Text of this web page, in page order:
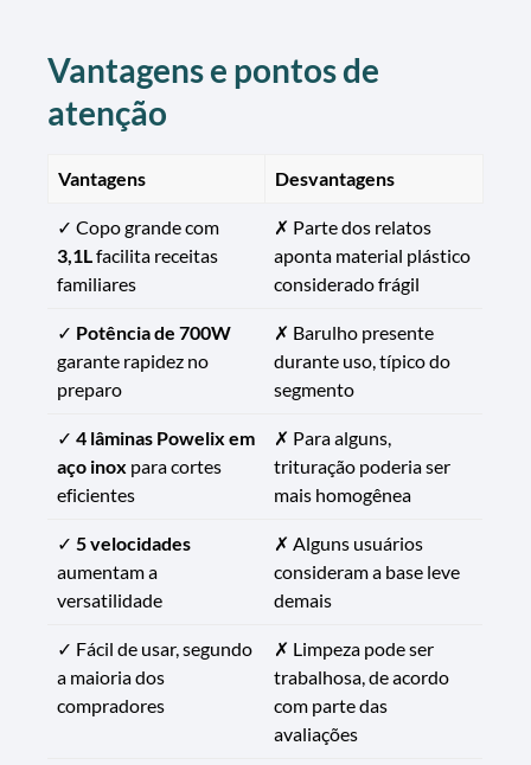
Vantagens e pontos de
atenção
Vantagens Desvantagens
✓ Copo grande com
3,1Lfacilita receitas
familiares
✗ Parte dos relatos
aponta material plástico
considerado frágil
✓ Potência de 700W
garante rapidez no
preparo
✗ Barulho presente
durante uso, típico do
segmento
✓ 4 lâminas Powelix em
aço inox para cortes
eficientes
✗ Para alguns,
trituração poderia ser
mais homogênea
✓ 5 velocidades
aumentam a
versatilidade
✗ Alguns usuários
consideram a base leve
demais
✓ Fácil de usar, segundo
a maioria dos
compradores
✗ Limpeza pode ser
trabalhosa, de acordo
com parte das
avaliações